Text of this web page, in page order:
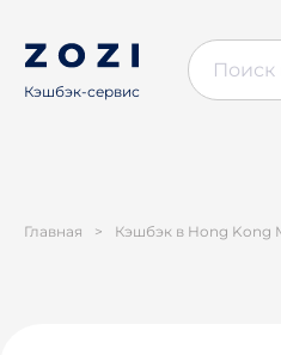
Кэшбэк-сервис
Главная > Кэшбэк в Hong Kong